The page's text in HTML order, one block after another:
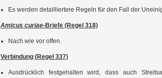
Es werden detailliertere Regeln für den Fall der
Amicus curiae-Briefe (Regel 318)
Nach wie vor offen.
Verbindung (Regel 337)
Ausdrücklich festgehalten wird, dass auch